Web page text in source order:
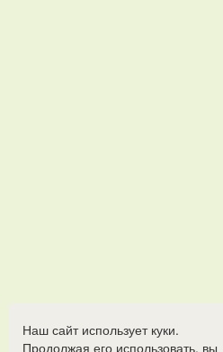
Наш сайт использует куки.
Продолжая его использовать, вы